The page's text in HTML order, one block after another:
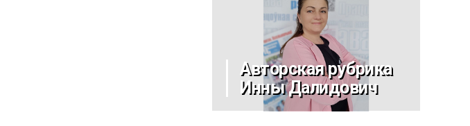
Авторская рубрика
Инны Далидович